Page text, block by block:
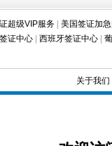
超级VIP服务 美国签证加急
证中心 西班牙签证中心
关于我们